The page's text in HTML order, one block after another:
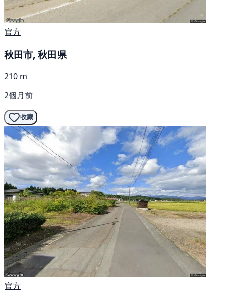
官方
秋田市, 秋田県
210 m
2個月前
收藏
官方